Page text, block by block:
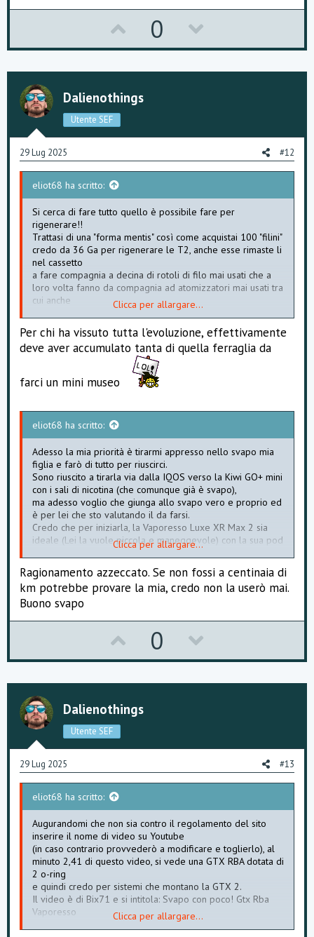
p
v
o
e
0
o
w
o
t
e
Dalienothings
Utente SEF
29 Lug 2025 #12
eliot68 ha scritto:
Si cerca di fare tutto quello è possibile fare per
rigenerare!!
Trattasi di una "forma mentis" così come acquistai 100 "filini"
credo da 36 Ga per rigenerare le T2, anche esse rimaste li
nel cassetto
a fare compagnia a decina di rotoli di filo mai usati che a
loro volta fanno da compagnia ad atomizzatori mai usati tra
cui anche
alcuni originali, ma soprattutto quelli presi dal glorioso ft.
Clicca per allargare...
Per chi ha vissuto tutta l'evoluzione, effettivamente
deve aver accumulato tanta di quella ferraglia da
farci un mini museo
eliot68 ha scritto:
Adesso la mia priorità è tirarmi appresso nello svapo mia
figlia e farò di tutto per riuscirci.
Sono riuscito a tirarla via dalla IQOS verso la Kiwi GO+ mini
con i sali di nicotina (che comunque già è svapo),
ma adesso voglio che giunga allo svapo vero e proprio ed
è per lei che sto valutando il da farsi.
Credo che per iniziarla, la Vaporesso Luxe XR Max 2 sia
ideale (Lei la vuole piccola e maneggevole) con la sua pod
e proverò la GTX da 0,8 ohm e se per lei sono forti (ma
non credo) le prenderò la 1,2 ohm(sia normali che a mesh).
Intanto ho preso degli aromi Tabaccosi già in steeping (5)
ed inizierò con una basetta di nicotina da 10 ml a 20mg/ml
Clicca per allargare...
Ragionamento azzeccato. Se non fossi a centinaia di
km potrebbe provare la mia, credo non la userò mai.
Buono svapo
p
v
o
e
0
o
w
o
t
e
Dalienothings
Utente SEF
29 Lug 2025 #13
eliot68 ha scritto:
Augurandomi che non sia contro il regolamento del sito
inserire il nome di video su Youtube
(in caso contrario provvederò a modificare e toglierlo), al
minuto 2,41 di questo video, si vede una GTX RBA dotata di
2 o-ring
e quindi credo per sistemi che montano la GTX 2.
Il video è di Bix71 e si intitola: Svapo con poco! Gtx Rba
Vaporesso
Clicca per allargare...